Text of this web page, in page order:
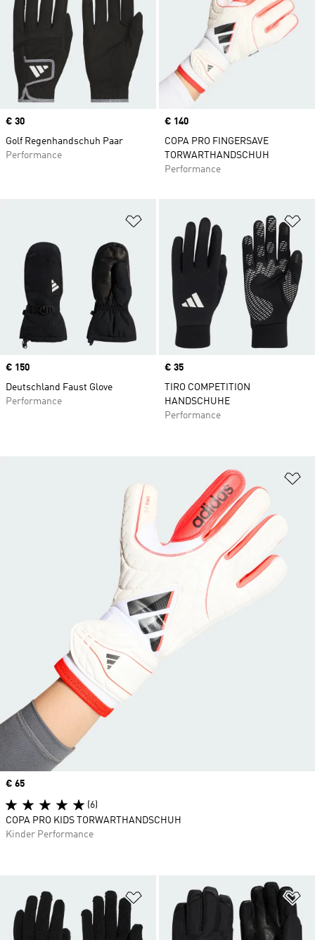
Price
€ 30
Golf Regenhandschuh Paar
Performance
Price
€ 140
COPA PRO FINGERSAVE
TORWARTHANDSCHUH
Performance
Zur Wunschliste hinzufügen
Price
€ 150
Deutschland Faust Glove
Performance
Price
€ 35
TIRO COMPETITION
HANDSCHUHE
Performance
Zur Wunschliste hinzufügen
Price
€ 65
(6)
COPA PRO KIDS TORWARTHANDSCHUH
Kinder Performance